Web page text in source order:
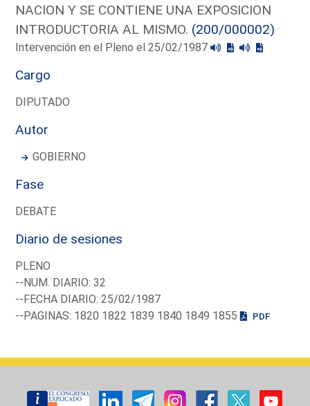
NACION Y SE CONTIENE UNA EXPOSICION
INTRODUCTORIA AL MISMO. (200/000002)
Intervención en el Pleno el 25/02/1987
Cargo
DIPUTADO
Autor
GOBIERNO
Fase
DEBATE
Diario de sesiones
PLENO
--NUM. DIARIO: 32
--FECHA DIARIO: 25/02/1987
--PAGINAS: 1820 1822 1839 1840 1849 1855
PDF